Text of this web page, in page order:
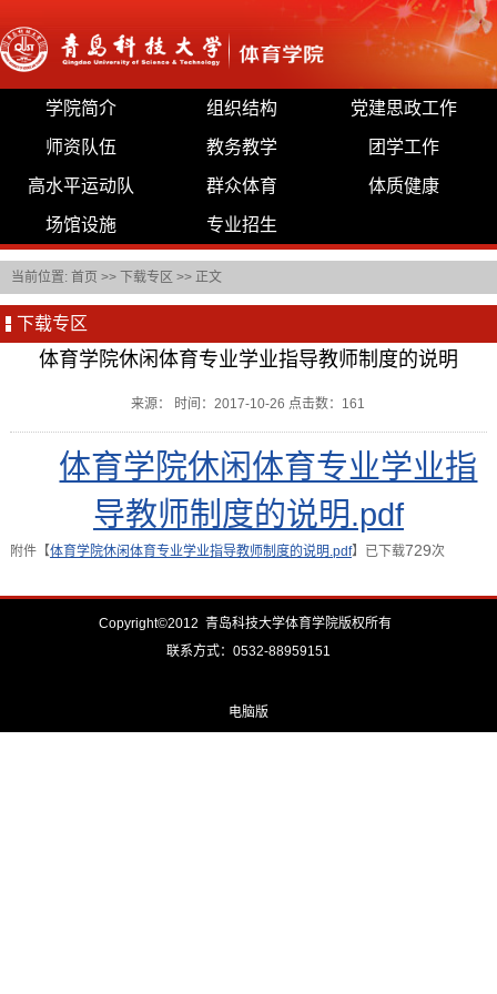
学院简介 组织结构 党建思政工作
师资队伍 教务教学 团学工作
高水平运动队 群众体育 体质健康
场馆设施 专业招生
当前位置: 首页 >> 下载专区 >> 正文
下载专区
体育学院休闲体育专业学业指导教师制度的说明
来源： 时间：2017-10-26 点击数： 161
体育学院休闲体育专业学业指
导教师制度的说明.pdf
附件【体育学院休闲体育专业学业指导教师制度的说明.pdf】已下载729次
Copyright©2012 青岛科技大学体育学院版权所有
联系方式：0532-88959151
电脑版